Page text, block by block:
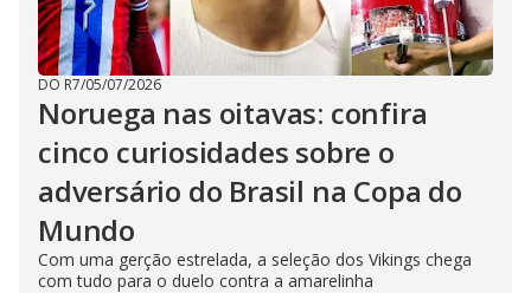
DO R7/05/07/2026
Noruega nas oitavas: confira
cinco curiosidades sobre o
adversário do Brasil na Copa do
Mundo
Com uma gerção estrelada, a seleção dos Vikings chega
com tudo para o duelo contra a amarelinha